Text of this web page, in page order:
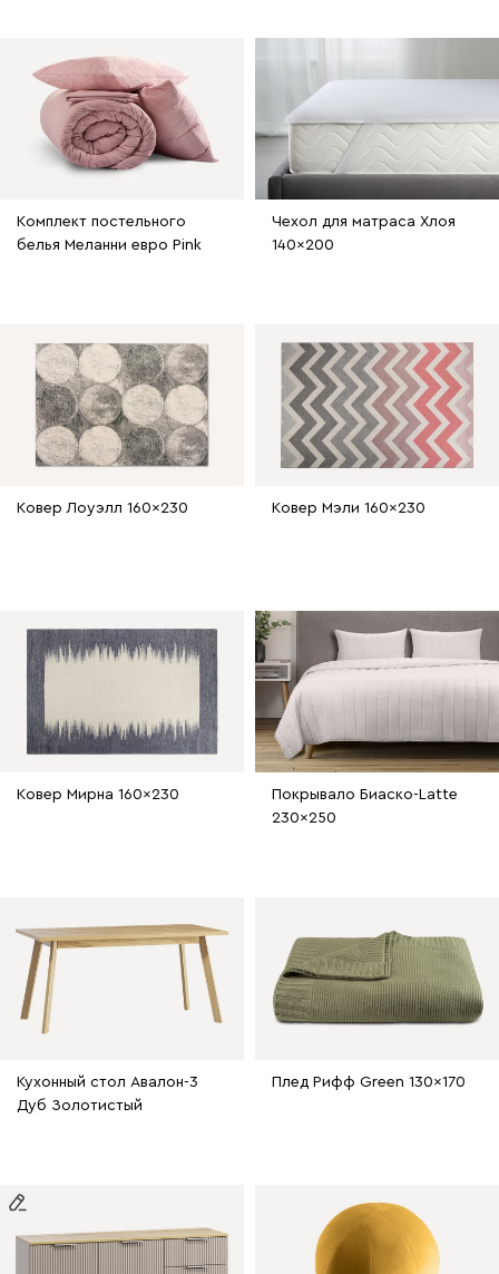
Комплект постельного
белья Меланни евро Pink
Чехол для матраса Хлоя
140x200
Ковер Лоуэлл 160x230 Ковер Мэли 160x230
Ковер Мирна 160x230
Покрывало Биаско-Latte
230x250
Кухонный стол Авалон-3
Дуб Золотистый
Плед Рифф Green 130x170